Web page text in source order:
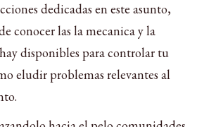
dedicadas en este asunto,
conocer las la mecanica y la
disponibles para controlar tu
eludir problemas relevantes al